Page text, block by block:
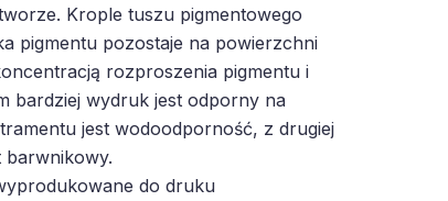
Krople tuszu pigmentowego
pigmentu pozostaje na powierzchni
rozproszenia pigmentu i
bardziej wydruk jest odporny na
jest wodoodporność, z drugiej
barwnikowy.
do druku